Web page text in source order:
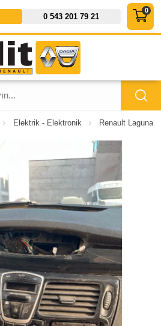
0 543 201 79 21
Elektrik - Elektronik Renault Laguna